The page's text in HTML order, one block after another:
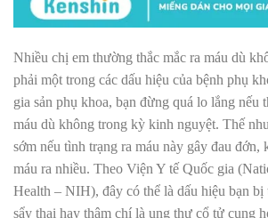
Nhiều chị em thường thắc mắc ra máu dù
phải một trong các dấu hiệu của bệnh phụ
gia sản phụ khoa, bạn đừng quá lo lắng nếu
máu dù không trong kỳ kinh nguyệt. Thế
sớm nếu tình trạng ra máu này gây đau đớn,
máu ra nhiều. Theo Viện Y tế Quốc gia
Health – NIH), đây có thể là dấu hiệu bạn bị
sẩy thai hay thậm chí là ung thư cổ tử cung